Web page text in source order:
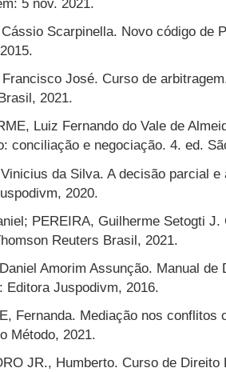
Scarpinella. Novo código de
José. Curso de
2021.
Luiz Fernando do Vale de
conciliação e negociação. 4. ed.
da Silva. A decisão parcial
2020.
PEREIRA, Guilherme Setogti
Reuters Brasil, 2021.
Amorim Assunção. Manual
Editora Juspodivm, 2016.
Fernanda. Mediação nos
Método, 2021.
JR., Humberto. Curso de